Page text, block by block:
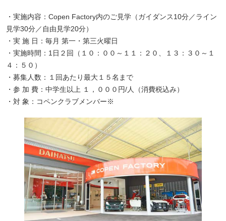
・実施内容：Copen Factory内のご見学（ガイダンス10分／ライン
見学30分／自由見学20分）
・実 施 日：毎月 第一・第三火曜日
・実施時間：1日２回（１０：００～１１：２０、１３：３０～１
４：５０）
・募集人数：１回あたり最大１５名まで
・参 加 費：中学生以上 １，０００円/人（消費税込み）
・対 象：コペンクラブメンバー※